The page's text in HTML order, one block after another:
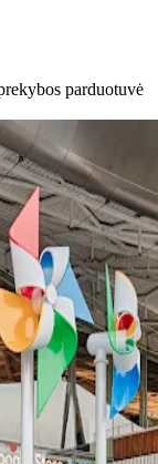
parduotuvė